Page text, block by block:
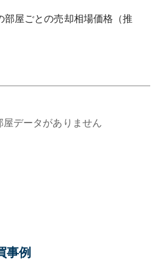
部屋ごとの売却相場価格（推
屋データがありません
事例